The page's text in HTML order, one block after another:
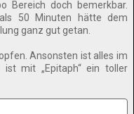
Bereich doch bemerkbar.
50 Minuten hätte dem
ganz gut getan.
Ansonsten ist alles im
ist mit „Epitaph“ ein toller